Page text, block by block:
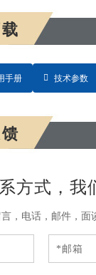
手册 技术参数
方式，我
，电话，邮件，面